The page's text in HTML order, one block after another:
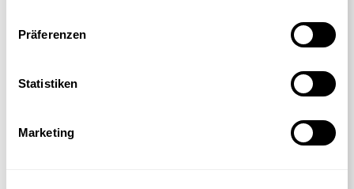
Präferenzen
Statistiken
Marketing
Vorname*
Straße und Hausnummer*